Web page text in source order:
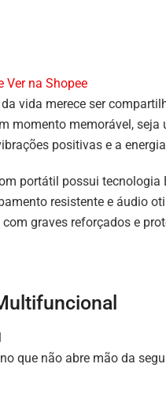
Ver na Shopee
vida merece ser
momento memorável,
positivas e a
portátil possui
resistente e áudio
graves reforçados e
que não abre mão da